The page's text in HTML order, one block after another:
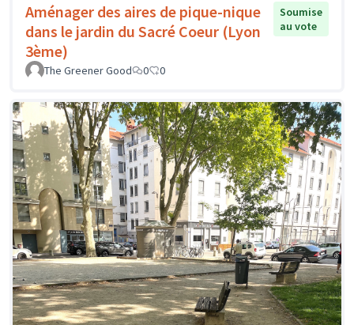
Aménager des aires de pique-nique
dans le jardin du Sacré Coeur (Lyon
3ème)
Soumise
au vote
The Greener Good 0 0